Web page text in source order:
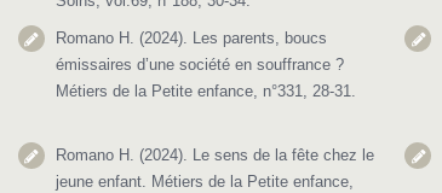
Romano H. (2024). Les parents, boucs
émissaires d’une société en souffrance ?
Métiers de la Petite enfance, n°331, 28-31.
Romano H. (2024). Le sens de la fête chez le
jeune enfant. Métiers de la Petite enfance,